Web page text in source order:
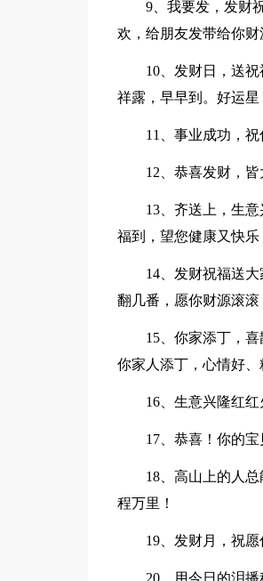
9、我要发，发财祝
欢，给朋友发带给你财
10、发财日，送祝
祥露，早早到。好运星
11、事业成功，祝
12、恭喜发财，皆
13、齐送上，生意
福到，望您健康又快乐
14、发财祝福送大
翻几番，愿你财源滚滚
15、你家添丁，喜鹊
你家人添丁，心情好、
16、生意兴隆红红
17、恭喜！你的宝贝
18、高山上的人总
程万里！
19、发财月，祝愿
20、用今日的泪播